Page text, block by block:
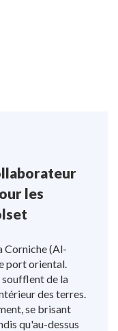
les
Corniche (Al-
port oriental.
soufflent de la
des terres.
se brisant
qu'au-dessus